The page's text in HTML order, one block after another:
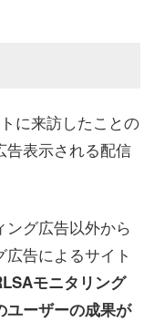
に来訪したことの
告表示される配信
グ広告以外から
告によるサイト
モニタリング
ユーザーの成果が